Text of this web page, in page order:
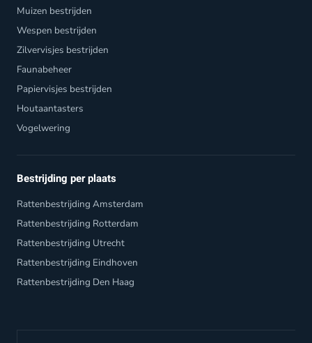
Muizen bestrijden
Wespen bestrijden
Zilvervisjes bestrijden
Faunabeheer
Papiervisjes bestrijden
Houtaantasters
Vogelwering
Bestrijding per plaats
Rattenbestrijding Amsterdam
Rattenbestrijding Rotterdam
Rattenbestrijding Utrecht
Rattenbestrijding Eindhoven
Rattenbestrijding Den Haag